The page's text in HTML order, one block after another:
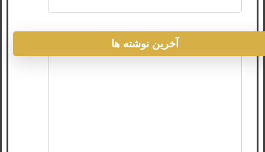
آخرین نوشته ها